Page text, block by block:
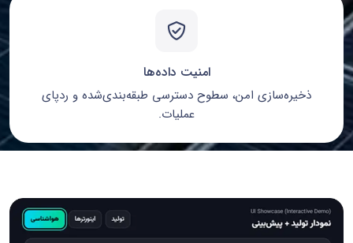
امنیت داده‌ها
ذخیره‌سازی امن، سطوح دسترسی طبقه‌بندی‌شده و ردپای
عملیات.